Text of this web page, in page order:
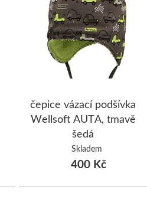
čepice vázací podšívka
Wellsoft AUTA, tmavě
šedá
Skladem
400 Kč